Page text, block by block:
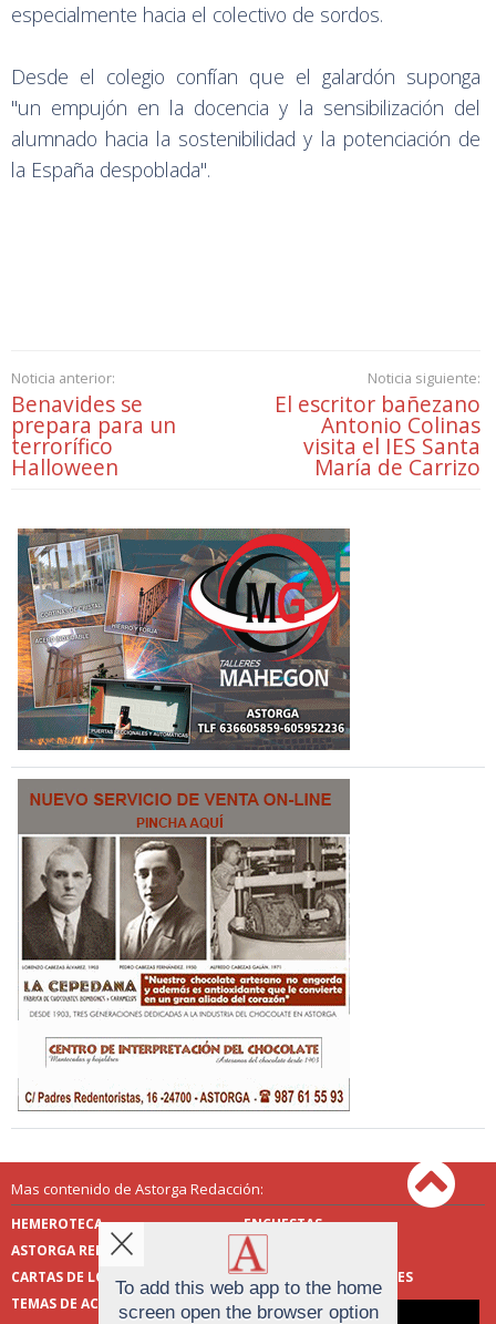
especialmente hacia el colectivo de sordos.
Desde el colegio confían que el galardón suponga
"un empujón en la docencia y la sensibilización del
alumnado hacia la sostenibilidad y la potenciación de
la España despoblada".
Noticia anterior:
Benavides se
prepara para un
terrorífico
Halloween
Noticia siguiente:
El escritor bañezano
Antonio Colinas
visita el IES Santa
María de Carrizo
Mas contenido de Astorga Redacción:
HEMEROTECA
ENCUESTAS
ASTORGA REDACCIÓN
PUBLICIDAD
CARTAS DE LOS LECTORES
FOTOS DE LOS LECTORES
TEMAS DE ACTUALIDAD
To add this web app to the home
screen open the browser option